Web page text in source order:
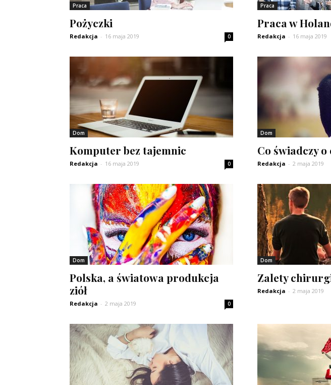
Praca
Pożyczki
Redakcja - 16 maja 2019 0
Praca
Praca w
Redakcja - 16 maja 2019
Dom
Komputer bez tajemnic
Redakcja - 16 maja 2019 0
Dom
Co świadczy
Redakcja - 2 maja 2019
Dom
Polska, a światowa produkcja
ziół
Redakcja - 2 maja 2019 0
Dom
Zalety
Redakcja - 2 maja 2019